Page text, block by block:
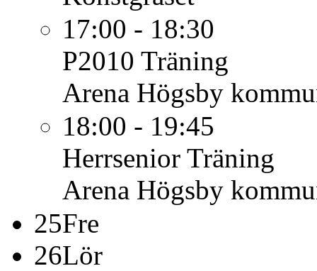
17:00 - 18:30
P2010 Träning
Arena Högsby
18:00 - 19:45
Herrsenior Träning
Arena Högsby
25Fre
26Lör